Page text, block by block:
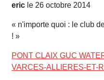
eric le 26 octobre 2014
« n'importe quoi : le club
! »
PONT CLAIX GUC
VARCES-ALLIERES-ET-